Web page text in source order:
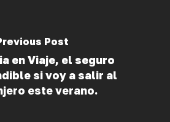
Post
en Viaje, el seguro
si voy a salir al
este verano.